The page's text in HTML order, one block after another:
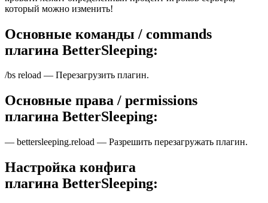
который можно изменить!
Основные команды / commands
плагина BetterSleeping:
/bs reload — Перезагрузить плагин.
Основные права / permissions
плагина BetterSleeping:
— bettersleeping.reload — Разрешить перезагружать плагин.
Настройка конфига
плагина BetterSleeping: